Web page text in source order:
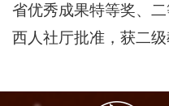
省优秀成果特等奖、二
西人社厅批准，获二级